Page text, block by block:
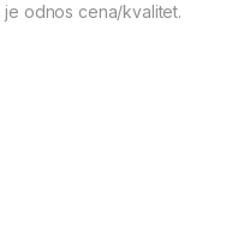
odnos cena/kvalitet.